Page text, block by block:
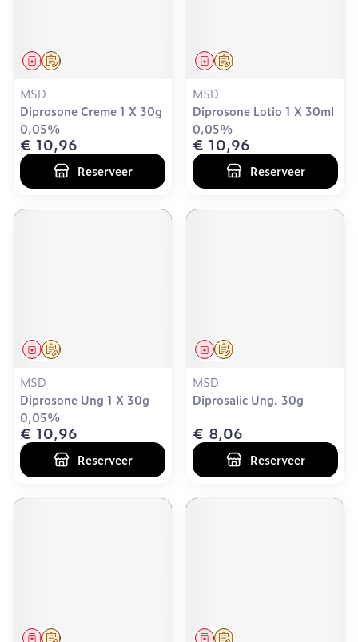
Op voorschrift
Geneesmiddel
MSD
Diprosone Creme 1 X 30g
0,05%
€ 10,96
Reserveer
Op voorschrift
Geneesmiddel
MSD
Diprosone Lotio 1 X 30ml
0,05%
€ 10,96
Reserveer
Op voorschrift
Geneesmiddel
MSD
Diprosone Ung 1 X 30g
0,05%
€ 10,96
Reserveer
Op voorschrift
Geneesmiddel
MSD
Diprosalic Ung. 30g
€ 8,06
Reserveer
Op voorschrift
Geneesmiddel Op voorschrift
Geneesmiddel